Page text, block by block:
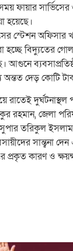
ফায়ার
হয়েছে।
স্টেশন
হচ্ছে বিদ্যুতের
আগুনে
দেড় কোটি
রাতেই দুর্ঘটনাস্থল
রহমান, জেলা
তরিকুল
সান্ত্বনা
প্রকৃত কারণ ও